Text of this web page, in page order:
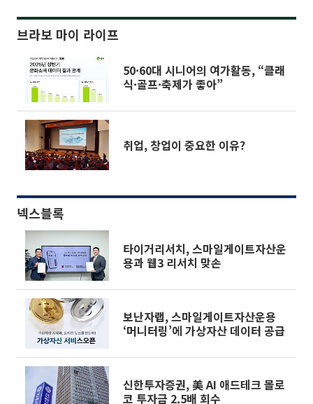
브라보 마이 라이프
50·60대 시니어의 여가활동, “클래
식·골프·축제가 좋아”
취업, 창업이 중요한 이유?
넥스블록
타이거리서치, 스마일게이트자산운
용과 웹3 리서치 맞손
보난자랩, 스마일게이트자산운용
‘머니터링’에 가상자산 데이터 공급
신한투자증권, 美 AI 애드테크 몰로
코 투자금 2.5배 회수